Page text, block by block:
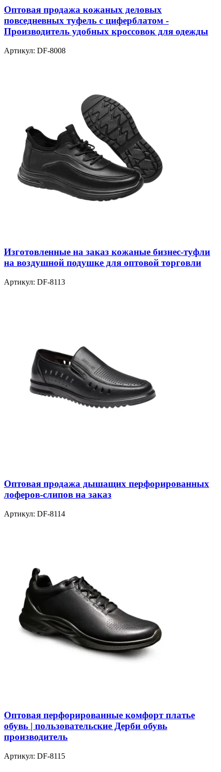
Оптовая продажа кожаных деловых
повседневных туфель с циферблатом -
Производитель удобных кроссовок для одежды
Артикул: DF-8008
Изготовленные на заказ кожаные бизнес-туфли
на воздушной подушке для оптовой торговли
Артикул: DF-8113
Оптовая продажа дышащих перфорированных
лоферов-слипов на заказ
Артикул: DF-8114
Оптовая перфорированные комфорт платье
обувь | пользовательские Дерби обувь
производитель
Артикул: DF-8115